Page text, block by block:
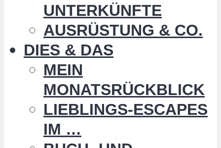
UNTERKÜNFTE
AUSRÜSTUNG & CO.
DIES & DAS
MEIN
MONATSRÜCKBLICK
LIEBLINGS-ESCAPES
IM …